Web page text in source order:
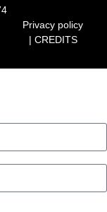
Privacy policy
| CREDITS